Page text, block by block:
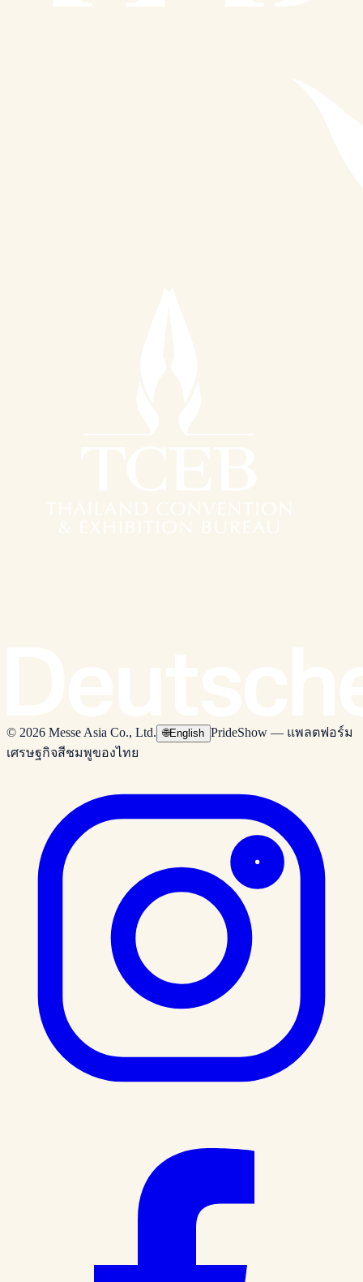
© 2026 Messe Asia Co., Ltd. 🌐English PrideShow — แพลตฟอร์ม
เศรษฐกิจสีชมพูของไทย